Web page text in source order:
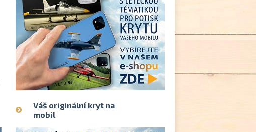
Váš originální kryt na
mobil